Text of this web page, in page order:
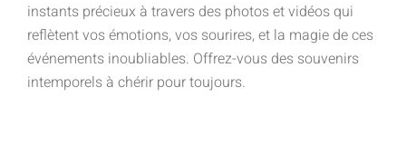
instants précieux à travers des photos et vidéos qui
reflètent vos émotions, vos sourires, et la magie de ces
événements inoubliables. Offrez-vous des souvenirs
intemporels à chérir pour toujours.